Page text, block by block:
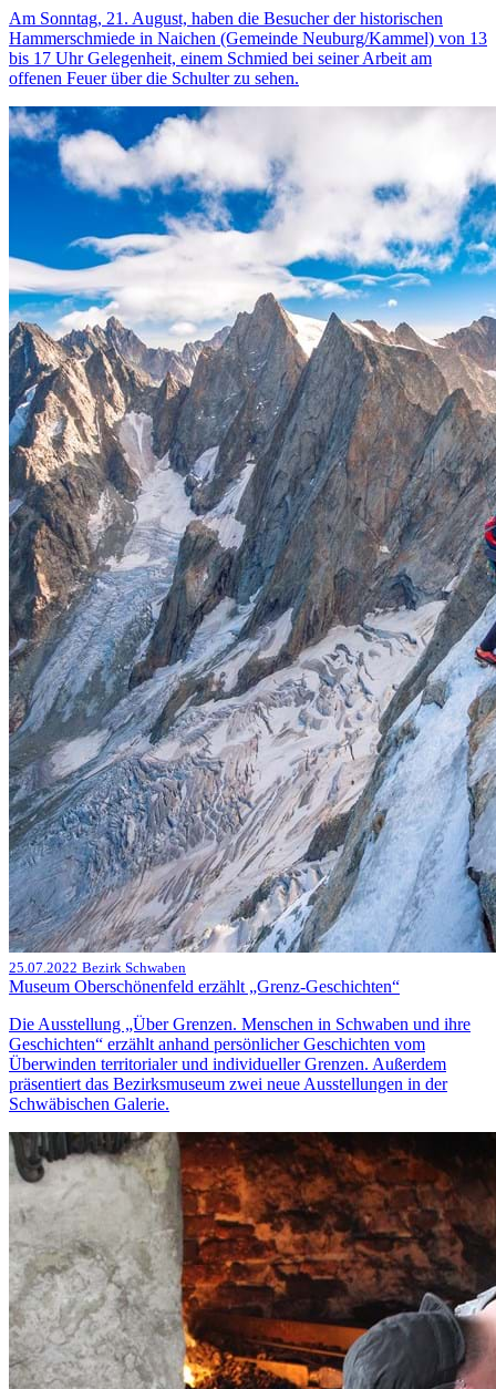
Am Sonntag, 21. August, haben die Besucher der historischen
Hammerschmiede in Naichen (Gemeinde Neuburg/Kammel) von 13
bis 17 Uhr Gelegenheit, einem Schmied bei seiner Arbeit am
offenen Feuer über die Schulter zu sehen.
25.07.2022 Bezirk Schwaben
Museum Oberschönenfeld erzählt „Grenz-Geschichten“
Die Ausstellung „Über Grenzen. Menschen in Schwaben und ihre
Geschichten“ erzählt anhand persönlicher Geschichten vom
Überwinden territorialer und individueller Grenzen. Außerdem
präsentiert das Bezirksmuseum zwei neue Ausstellungen in der
Schwäbischen Galerie.